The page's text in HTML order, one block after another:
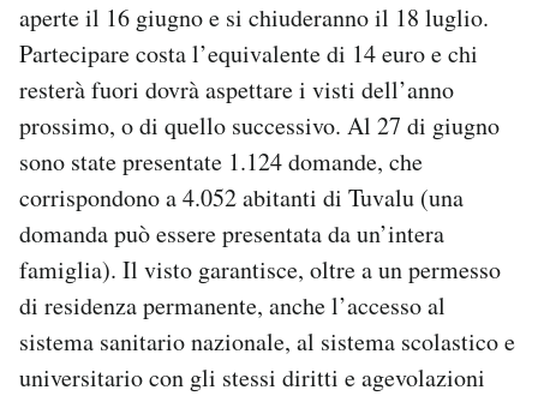
aperte il 16 giugno e si chiuderanno il 18 luglio.
Partecipare costa l’equivalente di 14 euro e chi
resterà fuori dovrà aspettare i visti dell’anno
prossimo, o di quello successivo. Al 27 di giugno
sono state presentate 1.124 domande, che
corrispondono a 4.052 abitanti di Tuvalu (una
domanda può essere presentata da un’intera
famiglia). Il visto garantisce, oltre a un permesso
di residenza permanente, anche l’accesso al
sistema sanitario nazionale, al sistema scolastico e
universitario con gli stessi diritti e agevolazioni